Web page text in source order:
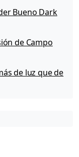
Bueno Dark
de Campo
de luz que de